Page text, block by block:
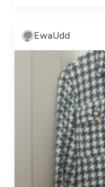
EwaUdd